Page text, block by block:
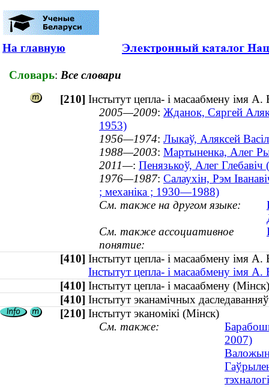
На главную
Словарь: Все словари
[210] Інстытут цепла- і масаабмену імя
2005—2009: Жданок, Сяргей
1953)
1956—1974: Лыкаў, Аляксей
1988—2003: Мартыненка, Алег
2011—: Пенязькоў, Алег
1976—1987: Салаухін, Рэм
; механіка ; 1930—1988)
См. также на другом языке:
См. также ассоциативное
понятие:
[410] Інстытут цепла- і масаабмену імя
Інстытут цепла- і масаабмену імя
[410] Інстытут цепла- і масаабмену
[410] Інстытут эканамічных
[210] Інстытут эканомікі (Мінск)
См. также:
2007)